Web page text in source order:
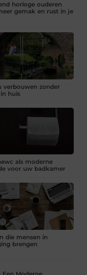
horloge ouderen
gemak en rust in je
verbouwen zonder
huis
als moderne
voor uw badkamer
die mensen in
brengen